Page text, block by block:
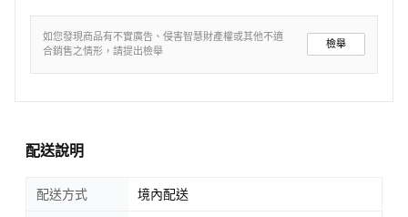
如您發現商品有不實廣告、侵害智慧財產權或其他不適
合銷售之情形，請提出檢舉
檢舉
配送說明
配送方式 境內配送